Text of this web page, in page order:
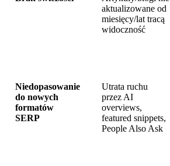
aktualizowane od
miesięcy/lat tracą
widoczność
Niedopasowanie
do nowych
formatów
SERP
Utrata ruchu
przez AI
overviews,
featured snippets,
People Also Ask